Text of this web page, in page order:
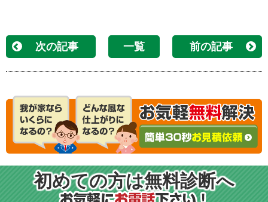
次の記事 一覧 前の記事
初めての方は無料診断へ